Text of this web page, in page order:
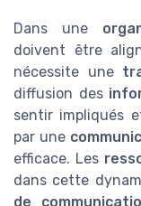
Dans une
doivent être
nécessite une
diffusion des
sentir impliqués
par une
efficace. Les
dans cette
de